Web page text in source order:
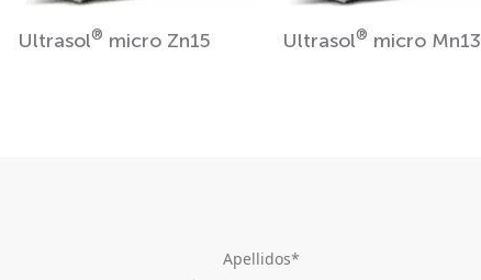
Ultrasol® micro Zn15 Ultrasol® micro Mn13
Apellidos*